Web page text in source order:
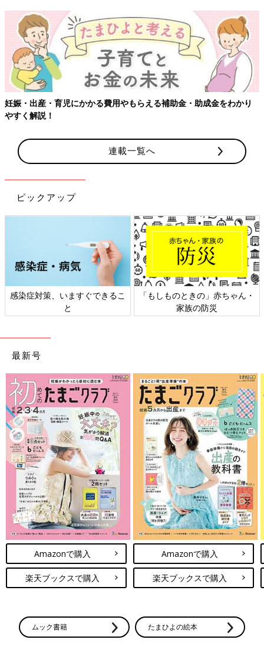
妊娠・出産・育児にかかる費用やもらえる補助金・助成金をわかり
やすく解説！
連載一覧へ
ピックアップ
感染症対策、いますぐできるこ
と
「もしものときの」赤ちゃん・
家族の防災
最新号
Amazonで購入
楽天ブックスで購入
Amazonで購入
楽天ブックスで購入
ムック書籍 たまひよの絵本